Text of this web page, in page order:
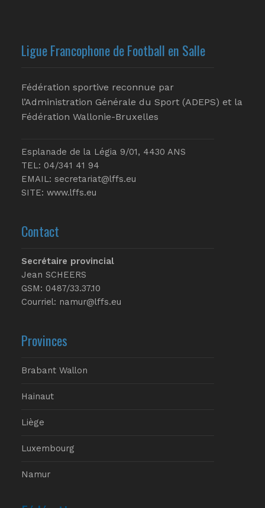
Ligue Francophone de Football en Salle
Fédération sportive reconnue par
l’Administration Générale du Sport (ADEPS) et la
Fédération Wallonie-Bruxelles
Esplanade de la Légia 9/01, 4430 ANS
TEL: 04/341 41 94
EMAIL: secretariat@lffs.eu
SITE: www.lffs.eu
Contact
Secrétaire provincial
Jean SCHEERS
GSM: 0487/33.37.10
Courriel: namur@lffs.eu
Provinces
Brabant Wallon
Hainaut
Liège
Luxembourg
Namur